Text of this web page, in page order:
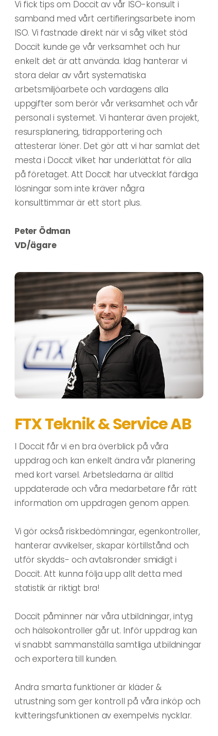
Vi fick tips om Doccit av vår ISO-konsult i
samband med vårt certifieringsarbete inom
ISO. Vi fastnade direkt när vi såg vilket stöd
Doccit kunde ge vår verksamhet och hur
enkelt det är att använda. Idag hanterar vi
stora delar av vårt systematiska
arbetsmiljöarbete och vardagens alla
uppgifter som berör vår verksamhet och vår
personal i systemet. Vi hanterar även projekt,
resursplanering, tidrapportering och
attesterar löner. Det gör att vi har samlat det
mesta i Doccit vilket har underlättat för alla
på företaget. Att Doccit har utvecklat färdiga
lösningar som inte kräver några
konsulttimmar är ett stort plus.
Peter Ödman
VD/ägare
FTX Teknik & Service AB
I Doccit får vi en bra överblick på våra
uppdrag och kan enkelt ändra vår planering
med kort varsel. Arbetsledarna är alltid
uppdaterade och våra medarbetare får rätt
information om uppdragen genom appen.
Vi gör också riskbedömningar, egenkontroller,
hanterar avvikelser, skapar körtillstånd och
utför skydds- och avtalsronder smidigt i
Doccit. Att kunna följa upp allt detta med
statistik är riktigt bra!
Doccit påminner när våra utbildningar, intyg
och hälsokontroller går ut. Inför uppdrag kan
vi snabbt sammanställa samtliga utbildningar
och exportera till kunden.
Andra smarta funktioner är kläder &
utrustning som ger kontroll på våra inköp och
kvitteringsfunktionen av exempelvis nycklar.